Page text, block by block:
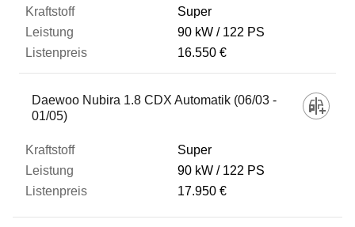
Super
90 kW
122 PS
16.550 €
Daewoo Nubira 1.8 CDX Automatik (06/03 -
01/05)
Super
90 kW
122 PS
17.950 €